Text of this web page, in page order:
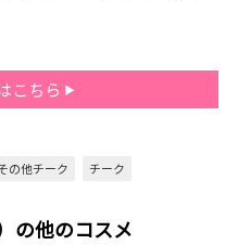
こちら
の他チーク チーク
の他のコスメ